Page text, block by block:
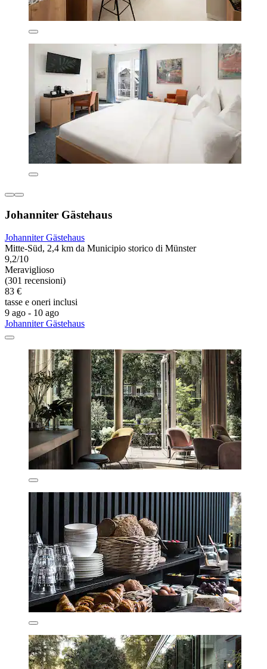
Johanniter Gästehaus
Johanniter Gästehaus
Mitte-Süd, 2,4 km da Municipio storico di Münster
9,2/10
Meraviglioso
(301 recensioni)
83 €
tasse e oneri inclusi
9 ago - 10 ago
Johanniter Gästehaus